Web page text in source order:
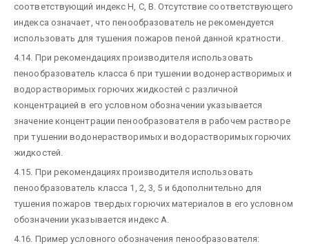
соответствующий индекс Н, С, В. Отсутствие соответствующего
индекса означает, что пенообразователь не рекомендуется
использовать для тушения пожаров пеной данной кратности.
4.14. При рекомендациях производителя использовать
пенообразователь класса 6 при тушении водонерастворимых и
водорастворимых горючих жидкостей с различной
концентрацией в его условном обозначении указывается
значение концентрации пенообразователя в рабочем растворе
при тушении водонерастворимых и водорастворимых горючих
жидкостей.
4.15. При рекомендациях производителя использовать
пенообразователь класса 1, 2, 3, 5 и 6дополнительно для
тушения пожаров твердых горючих материалов в его условном
обозначении указывается индекс А.
4.16. Пример условного обозначения пенообразователя: